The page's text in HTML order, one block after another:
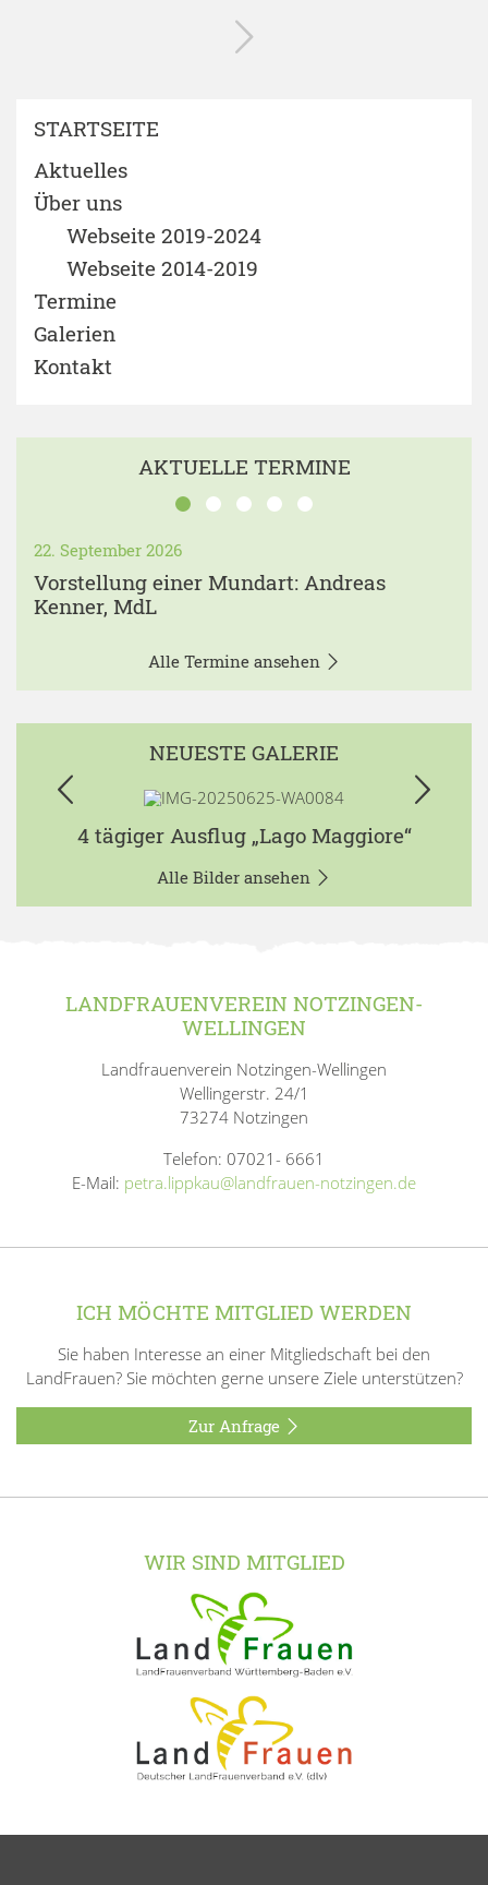
STARTSEITE
Aktuelles
Über uns
Webseite 2019-2024
Webseite 2014-2019
Termine
Galerien
Kontakt
AKTUELLE TERMINE
22. September 2026
Vorstellung einer Mundart: Andreas
Kenner, MdL
Alle Termine ansehen
NEUESTE GALERIE
4 tägiger Ausflug „Lago Maggiore“
Alle Bilder ansehen
LANDFRAUENVEREIN NOTZINGEN-
WELLINGEN
Landfrauenverein Notzingen-Wellingen
Wellingerstr. 24/1
73274 Notzingen
Telefon: 07021- 6661
E-Mail: petra.lippkau@landfrauen-notzingen.de
ICH MÖCHTE MITGLIED WERDEN
Sie haben Interesse an einer Mitgliedschaft bei den
LandFrauen? Sie möchten gerne unsere Ziele unterstützen?
Zur Anfrage
WIR SIND MITGLIED